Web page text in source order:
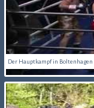
Der Hauptkampf in Boltenhagen